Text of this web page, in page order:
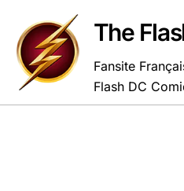
contenu
The
Fansite
Flash DC